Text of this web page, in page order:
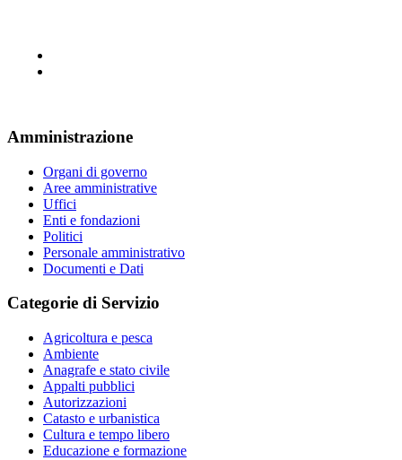
Amministrazione
Organi di governo
Aree amministrative
Uffici
Enti e fondazioni
Politici
Personale amministrativo
Documenti e Dati
Categorie di Servizio
Agricoltura e pesca
Ambiente
Anagrafe e stato civile
Appalti pubblici
Autorizzazioni
Catasto e urbanistica
Cultura e tempo libero
Educazione e formazione